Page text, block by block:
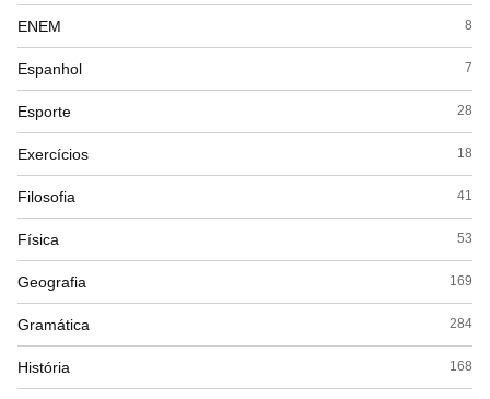
ENEM 8
Espanhol 7
Esporte 28
Exercícios 18
Filosofia 41
Física 53
Geografia 169
Gramática 284
História 168